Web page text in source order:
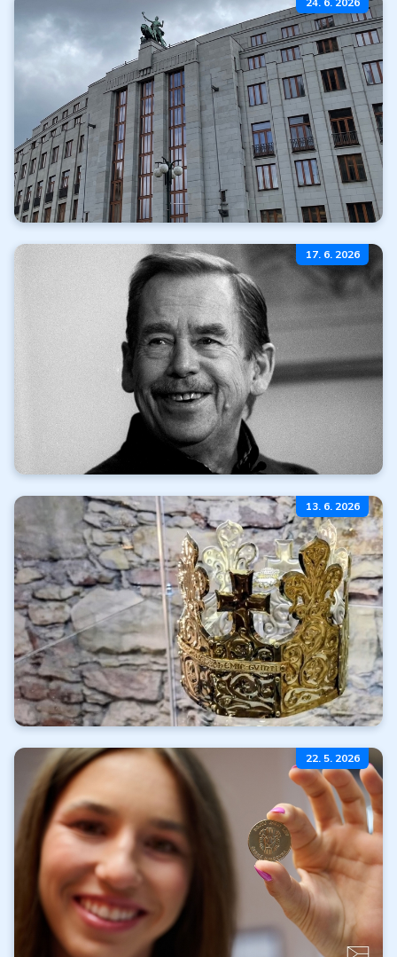
k nákupu
Čítať ďalej
Všetky články
Omeškanie realizácie
emisného plánu ČNB
Všetky články
17. 6. 2026
Mierime na karlovarský
filmový festival
Čítať ďalej
Všetky články
13. 6. 2026
Koruny moci
a neba
Čítať ďalej
Všetky články
22. 5. 2026